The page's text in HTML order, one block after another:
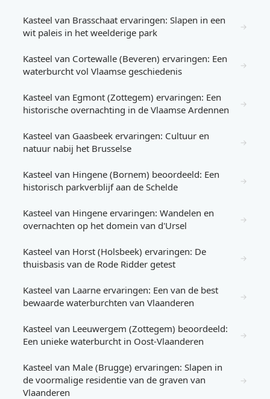
Kasteel van Brasschaat ervaringen: Slapen in een
wit paleis in het weelderige park
→
Kasteel van Cortewalle (Beveren) ervaringen: Een
waterburcht vol Vlaamse geschiedenis
→
Kasteel van Egmont (Zottegem) ervaringen: Een
historische overnachting in de Vlaamse Ardennen
→
Kasteel van Gaasbeek ervaringen: Cultuur en
natuur nabij het Brusselse
→
Kasteel van Hingene (Bornem) beoordeeld: Een
historisch parkverblijf aan de Schelde
→
Kasteel van Hingene ervaringen: Wandelen en
overnachten op het domein van d'Ursel
→
Kasteel van Horst (Holsbeek) ervaringen: De
thuisbasis van de Rode Ridder getest
→
Kasteel van Laarne ervaringen: Een van de best
bewaarde waterburchten van Vlaanderen
→
Kasteel van Leeuwergem (Zottegem) beoordeeld:
Een unieke waterburcht in Oost-Vlaanderen
→
Kasteel van Male (Brugge) ervaringen: Slapen in
de voormalige residentie van de graven van
Vlaanderen
→